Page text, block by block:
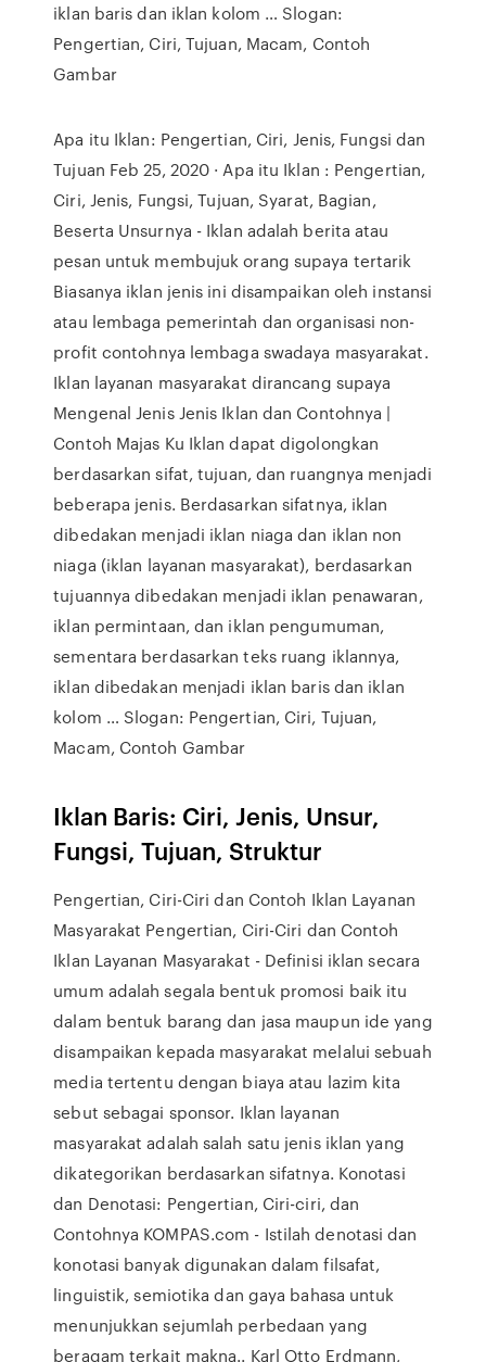
iklan baris dan iklan kolom … Slogan:
Pengertian, Ciri, Tujuan, Macam, Contoh
Gambar
Apa itu Iklan: Pengertian, Ciri, Jenis, Fungsi dan
Tujuan Feb 25, 2020 · Apa itu Iklan : Pengertian,
Ciri, Jenis, Fungsi, Tujuan, Syarat, Bagian,
Beserta Unsurnya - Iklan adalah berita atau
pesan untuk membujuk orang supaya tertarik
Biasanya iklan jenis ini disampaikan oleh instansi
atau lembaga pemerintah dan organisasi non-
profit contohnya lembaga swadaya masyarakat.
Iklan layanan masyarakat dirancang supaya
Mengenal Jenis Jenis Iklan dan Contohnya |
Contoh Majas Ku Iklan dapat digolongkan
berdasarkan sifat, tujuan, dan ruangnya menjadi
beberapa jenis. Berdasarkan sifatnya, iklan
dibedakan menjadi iklan niaga dan iklan non
niaga (iklan layanan masyarakat), berdasarkan
tujuannya dibedakan menjadi iklan penawaran,
iklan permintaan, dan iklan pengumuman,
sementara berdasarkan teks ruang iklannya,
iklan dibedakan menjadi iklan baris dan iklan
kolom … Slogan: Pengertian, Ciri, Tujuan,
Macam, Contoh Gambar
Iklan Baris: Ciri, Jenis, Unsur,
Fungsi, Tujuan, Struktur
Pengertian, Ciri-Ciri dan Contoh Iklan Layanan
Masyarakat Pengertian, Ciri-Ciri dan Contoh
Iklan Layanan Masyarakat - Definisi iklan secara
umum adalah segala bentuk promosi baik itu
dalam bentuk barang dan jasa maupun ide yang
disampaikan kepada masyarakat melalui sebuah
media tertentu dengan biaya atau lazim kita
sebut sebagai sponsor. Iklan layanan
masyarakat adalah salah satu jenis iklan yang
dikategorikan berdasarkan sifatnya. Konotasi
dan Denotasi: Pengertian, Ciri-ciri, dan
Contohnya KOMPAS.com - Istilah denotasi dan
konotasi banyak digunakan dalam filsafat,
linguistik, semiotika dan gaya bahasa untuk
menunjukkan sejumlah perbedaan yang
beragam terkait makna.. Karl Otto Erdmann,